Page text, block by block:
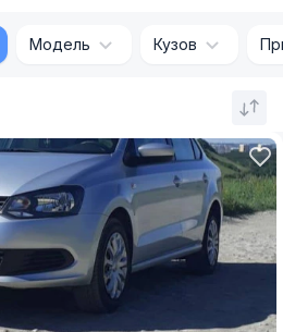
Модель Кузов